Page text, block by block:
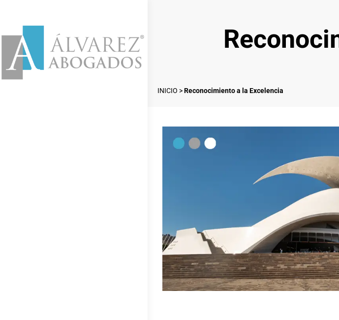
INICIO >Reconocimiento a la Excelencia